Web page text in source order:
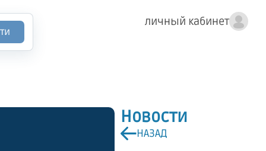
личный кабинет
Новости
НАЗАД